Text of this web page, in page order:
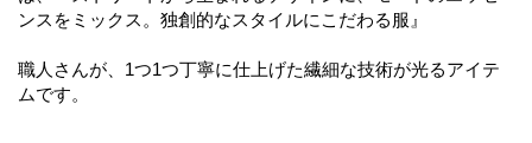
ンスをミックス。独創的なスタイルにこだわる服』
職人さんが、1つ1つ丁寧に仕上げた繊細な技術が光るアイテ
ムです。